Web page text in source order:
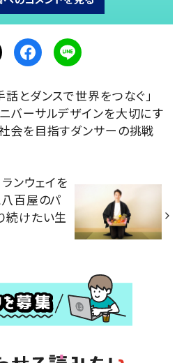
話とダンスで世界をつなぐ」
バーサルデザインを大切にす
会を目指すダンサーの挑戦
ンウェイを
百屋のパ
続けたい生